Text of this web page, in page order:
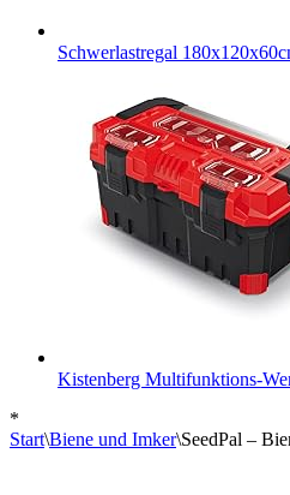
Schwerlastregal
Kistenberg Multifunktions-
*
Start\Biene und Imker\SeedPal –